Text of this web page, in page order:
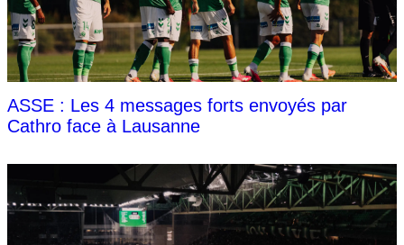
ASSE : Les 4 messages forts envoyés par
Cathro face à Lausanne